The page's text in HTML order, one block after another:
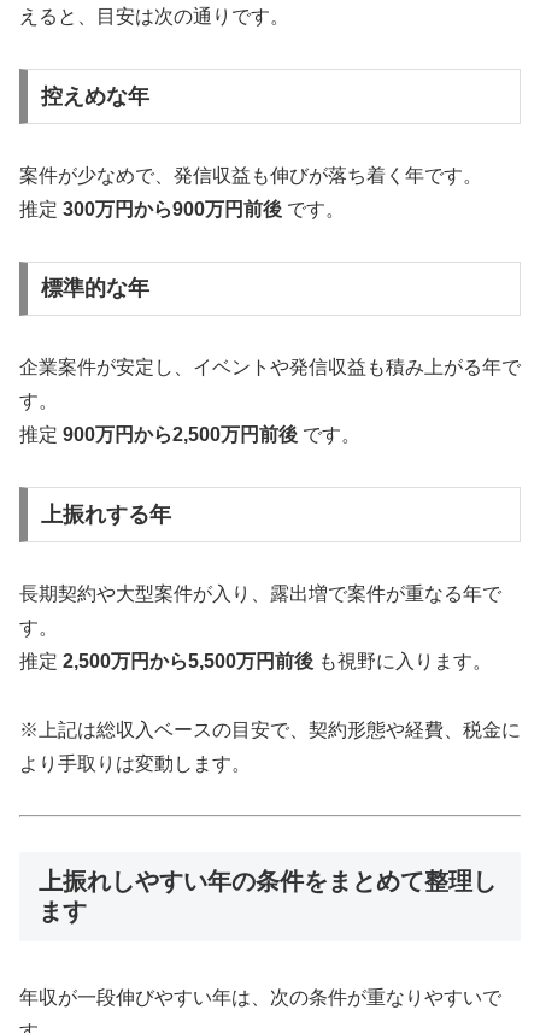
えると、目安は次の通りです。
控えめな年
案件が少なめで、発信収益も伸びが落ち着く年です。
推定 300万円から900万円前後 です。
標準的な年
企業案件が安定し、イベントや発信収益も積み上がる年で
す。
推定 900万円から2,500万円前後 です。
上振れする年
長期契約や大型案件が入り、露出増で案件が重なる年で
す。
推定 2,500万円から5,500万円前後 も視野に入ります。
※上記は総収入ベースの目安で、契約形態や経費、税金に
より手取りは変動します。
上振れしやすい年の条件をまとめて整理し
ます
年収が一段伸びやすい年は、次の条件が重なりやすいで